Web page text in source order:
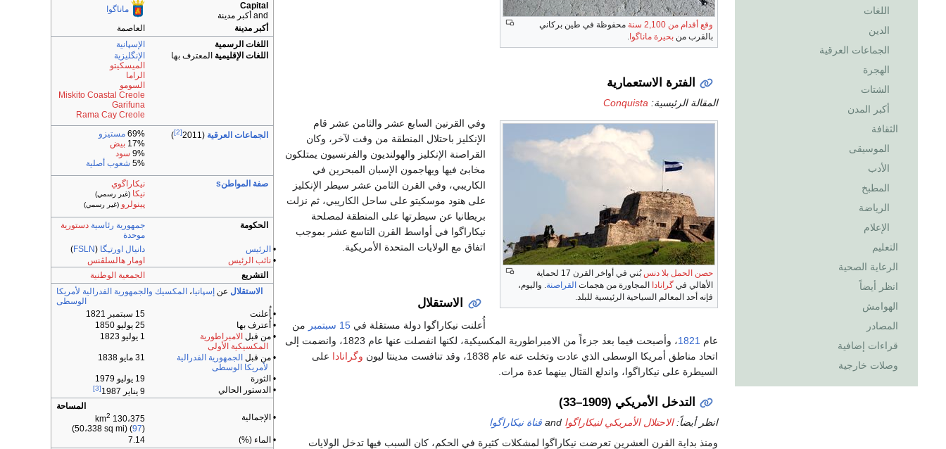
اللغات
الدين
الجماعات العرقية
الهجرة
الشتات
أكبر المدن
الثقافة
الموسيقى
الأدب
المطبخ
الرياضة
الإعلام
التعليم
الرعاية الصحية
انظر أيضاً
الهوامش
المصادر
قراءات إضافية
وصلات خارجية
Capital
and أكبر مدينة
ماناگوا
أكبر مدينة
العاصمة
اللغات الرسمية
الإسپانية
اللغات الإقليمية المعترف بها
الإنگليزية
الميسكيتو
الراما
السومو
Miskito Coastal Creole
Garifuna
Rama Cay Creole
الجماعات العرقية (2011
[2]
)
69% مستيزو
17% بيض
9% سود
5% شعوب أصلية
صفة المواطنs
نيكاراگوي
نيكا (غير رسمي)
پينولرو (غير رسمي)
الحكومة جمهورية رئاسية دستورية
موحدة
• الرئيس دانيال اورتـِگا (
FSLN
)
•نائب الرئيس
اومار هالسلڤنس
التشريع
الجمعية الوطنية
الاستقلال عن إسپانيا، المكسيك والجمهورية الفدرالية لأمريكا
الوسطى
• أُعلنت
15 سبتمبر 1821
• أُعترف بها
25 يوليو 1850
• من قبل الامبراطورية
المكسيكية الأولى
1 يوليو 1823
• من قبل الجمهورية الفدرالية
لأمريكا الوسطى
31 مايو 1838
• الثورة
19 يوليو 1979
• الدستور الحالي 9 يناير 1987 [3]
المساحة
• الإجمالية
130،375 km 2
(50،338 sq mi) (97)
• الماء (%)
7.14
وقع أقدام من 2,100 سنة
محفوظة في طين بركاني
بالقرب من بحيرة ماناگوا
الفترة الاستعمارية
المقالة الرئيسية: Conquista
حصن الحمل بلا دنس
بُني في أواخر القرن 17 لحماية
الأهالي في گرانادا المجاورة من هجمات القراصنة. واليوم،
فإنه أحد المعالم السياحية الرئيسية للبلد.
وفي القرنين السابع عشر والثامن عشر قام
الإنكليز باحتلال المنطقة من وقت لآخر، وكان
القراصنة الإنكليز والهولنديون والفرنسيون يمتلكون
مخابئ فيها ويهاجمون الإسبان المبحرين في
الكاريبي، وفي القرن الثامن عشر سيطر الإنكليز
على هنود موسكيتو على ساحل الكاريبي، ثم نزلت
بريطانيا عن سيطرتها على المنطقة لمصلحة
نيكاراگوا في أواسط القرن التاسع عشر بموجب
اتفاق مع الولايات المتحدة الأمريكية.
الاستقلال
أُعلنت نيكاراگوا دولة مستقلة في 15 سبتمبر
من
عام 1821
، وأصبحت فيما بعد جزءاً من الامبراطورية المكسيكية، لكنها انفصلت عنها عام 1823، وانضمت إلى
اتحاد مناطق أمريكا الوسطى الذي عادت وتخلت عنه عام 1838، وقد تنافست مدينتا ليون
وگرانادا على
السيطرة على نيكاراگوا، واندلع القتال بينهما عدة مرات.
التدخل الأمريكي (1909–33)
انظر أيضاً:الاحتلال الأمريكي لنيكاراگوا قناة نيكاراگوا
ومنذ بداية القرن العشرين تعرضت نيكاراگوا لمشكلات كثيرة في الحكم، كان السبب فيها تدخل الولايات